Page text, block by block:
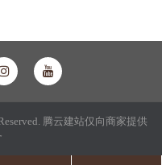
腾云建站仅向商家提供